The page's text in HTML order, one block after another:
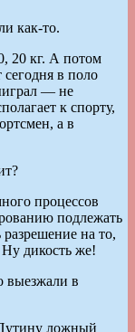
как-то.
20 кг. А потом
в поло
— не
к спорту,
а в
процессов
подлежать
на то,
Ну дикость же!
выезжали в
ложный